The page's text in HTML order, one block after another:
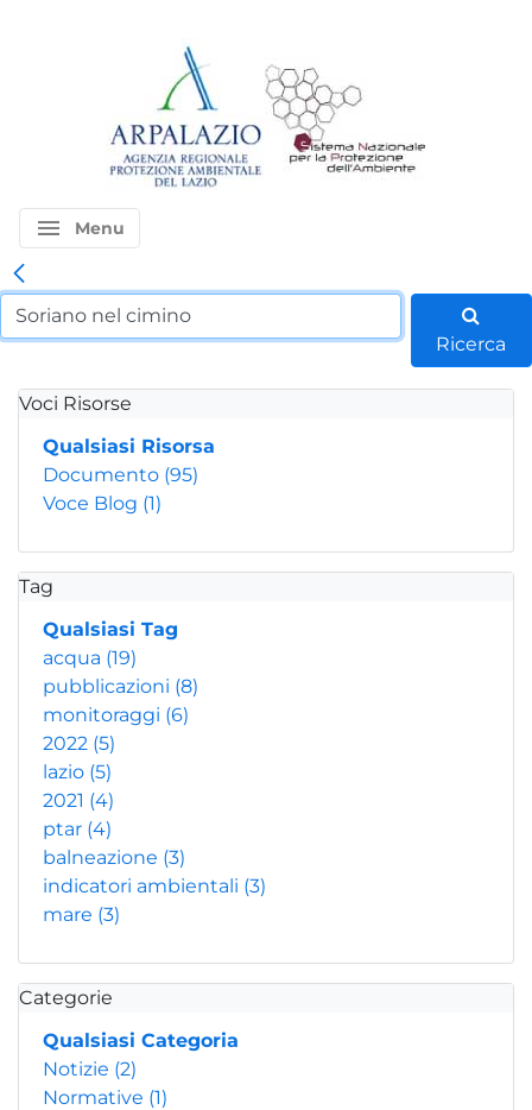
menu Menu
Ricerca
Voci Risorse
Qualsiasi Risorsa
Documento (95)
Voce Blog (1)
Tag
Qualsiasi Tag
acqua (19)
pubblicazioni (8)
monitoraggi (6)
2022 (5)
lazio (5)
2021 (4)
ptar (4)
balneazione (3)
indicatori ambientali (3)
mare (3)
Categorie
Qualsiasi Categoria
Notizie (2)
Normative (1)